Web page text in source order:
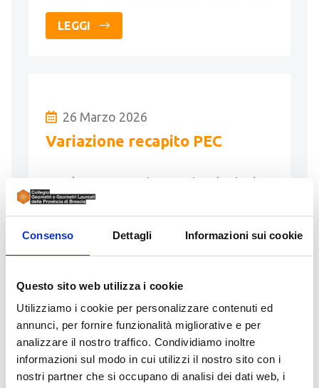
Consenso Dettagli Informazioni sui cookie
Questo sito web utilizza i cookie
Utilizziamo i cookie per personalizzare contenuti ed
annunci, per fornire funzionalità migliorative e per
analizzare il nostro traffico. Condividiamo inoltre
informazioni sul modo in cui utilizzi il nostro sito con i
nostri partner che si occupano di analisi dei dati web, i
LEGGI
26 Marzo 2026
Variazione recapito PEC
Con la presente si comunica che in data
odierna è stato attivato il nuovo
protocollo informatico PRODIGIUS
presso l’Archivio Notarile di scrivente
con …
LEGGI
20 Marzo 2026